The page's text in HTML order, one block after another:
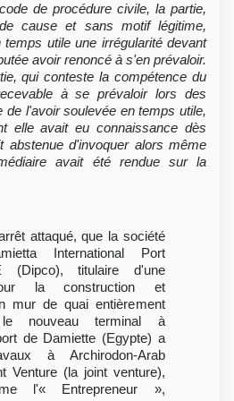
de procédure civile, la partie,
cause et sans motif légitime,
utile une irrégularité devant
avoir renoncé à s'en prévaloir.
qui conteste la compétence du
à se prévaloir lors des
de l'avoir soulevée en temps utile,
elle avait eu connaissance dès
abstenue d'invoquer alors même
avait été rendue sur la
attaqué, que la société
International Port
(Dipco), titulaire d'une
la construction et
mur de quai entièrement
nouveau terminal à
de Damiette (Egypte) a
à Archirodon-Arab
Venture (la joint venture),
l'« Entrepreneur »,